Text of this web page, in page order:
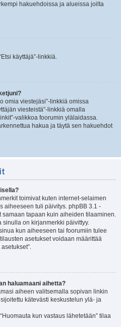
hakuehdoissa ja alueissa joilta
käyttäjä”-linkkiä.
omia viestejäsi”-linkkiä omissa
viesteistä”-linkkiä omalla
valikkoa foorumin ylälaidassa.
hakua ja täytä sen hakuehdot
toimivat kuten internet-selaimen
aiheeseen tuli päivitys. phpBB 3.1 -
tapaan kuin aiheiden tilaaminen.
sinulla on kirjanmerkki päivittyy.
kun aiheeseen tai foorumiin tulee
asetukset voidaan määrittää
haluamaani aihetta?
aiheen valitsemalla sopivan linkin
kätevästi keskustelun ylä- ja
kun vastaus lähetetään” tilaa